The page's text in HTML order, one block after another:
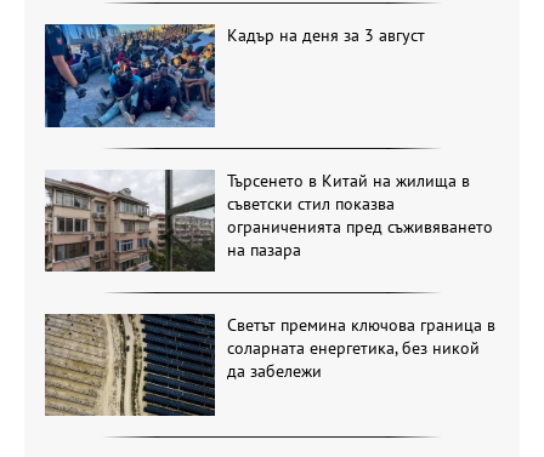
Кадър на деня за 3 август
Търсенето в Китай на жилища в
съветски стил показва
ограниченията пред съживяването
на пазара
Светът премина ключова граница в
соларната енергетика, без никой
да забележи